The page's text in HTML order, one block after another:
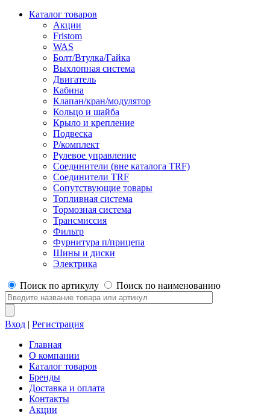
Каталог товаров
Акции
Fristom
WAS
Болт/Втулка/Гайка
Выхлопная система
Двигатель
Кабина
Клапан/кран/модулятор
Кольцо и шайба
Крыло и крепление
Подвеска
Р/комплект
Рулевое управление
Соединители (вне каталога TRF)
Соединители TRF
Сопутствующие товары
Топливная система
Тормозная система
Трансмиссия
Фильтр
Фурнитура п/прицепа
Шины и диски
Электрика
Поиск по артикулу Поиск по наименованию
Вход | Регистрация
Главная
О компании
Каталог товаров
Бренды
Доставка и оплата
Контакты
Акции